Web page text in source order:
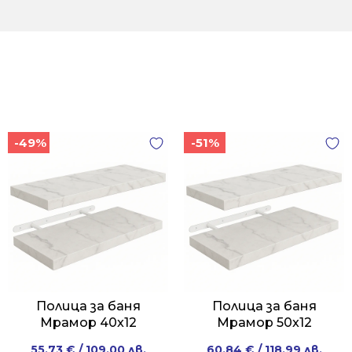
-49%
Полица за баня
Мрамор 40x12
Original
Current
-51%
Полица за баня
Мрамор 50x12
Original
Current